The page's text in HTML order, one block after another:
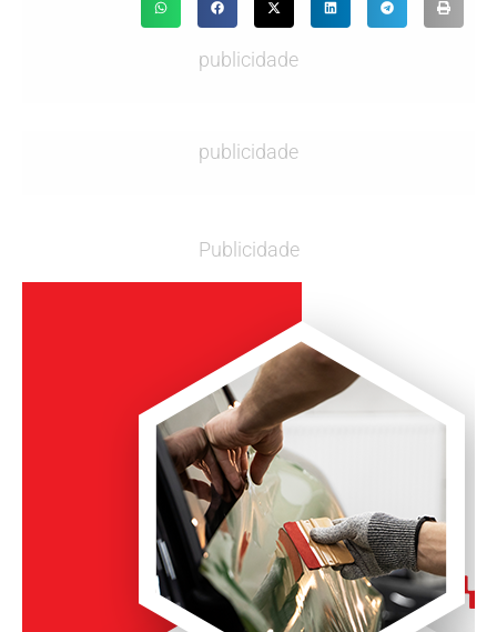
publicidade
publicidade
Publicidade